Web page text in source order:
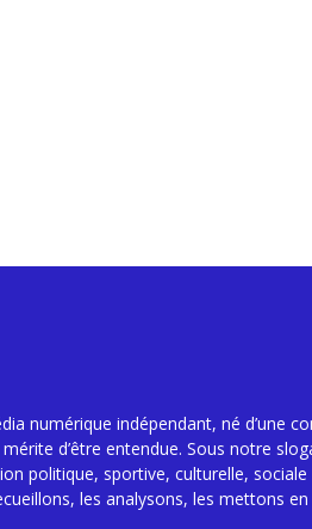
numérique indépendant, né d’une
d’être entendue. Sous notre
politique, sportive, culturelle, sociale
les analysons, les mettons